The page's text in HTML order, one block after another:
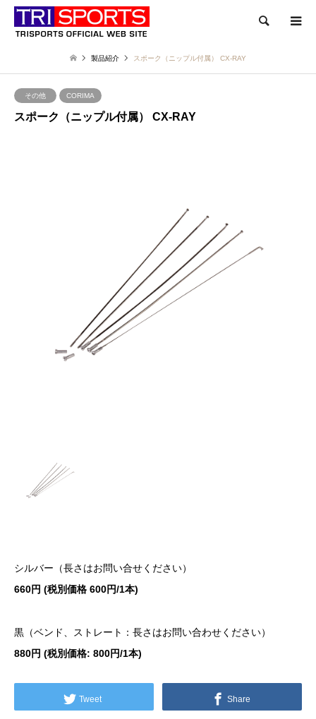
検索
製品紹介 スポーク（ニップル付属） CX-RAY
その他 CORIMA
スポーク（ニップル付属） CX-RAY
シルバー（長さはお問い合せください）
660円 (税別価格 600円/1本)
黒（ベンド、ストレート：長さはお問い合わせください）
880円 (税別価格: 800円/1本)
Tweet Share